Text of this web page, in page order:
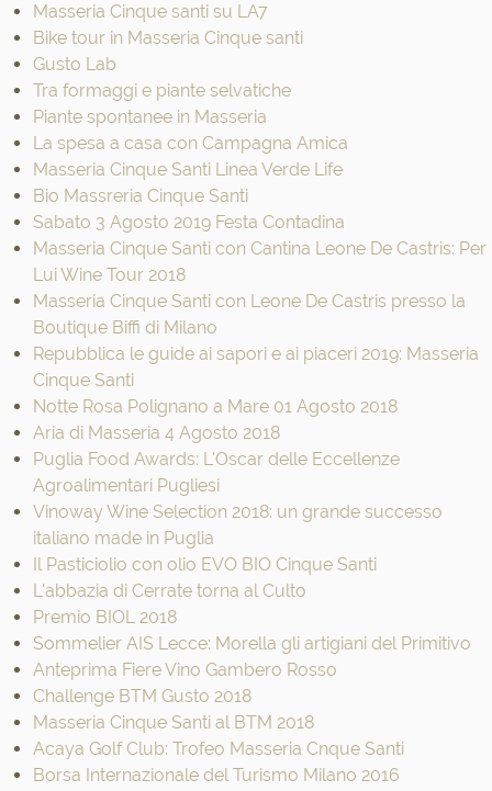
Masseria Cinque santi su LA7
Bike tour in Masseria Cinque santi
Gusto Lab
Tra formaggi e piante selvatiche
Piante spontanee in Masseria
La spesa a casa con Campagna Amica
Masseria Cinque Santi Linea Verde Life
Bio Massreria Cinque Santi
Sabato 3 Agosto 2019 Festa Contadina
Masseria Cinque Santi con Cantina Leone De Castris: Per
Lui Wine Tour 2018
Masseria Cinque Santi con Leone De Castris presso la
Boutique Biffi di Milano
Repubblica le guide ai sapori e ai piaceri 2019: Masseria
Cinque Santi
Notte Rosa Polignano a Mare 01 Agosto 2018
Aria di Masseria 4 Agosto 2018
Puglia Food Awards: L'Oscar delle Eccellenze
Agroalimentari Pugliesi
Vinoway Wine Selection 2018: un grande successo
italiano made in Puglia
Il Pasticiolio con olio EVO BIO Cinque Santi
L'abbazia di Cerrate torna al Culto
Premio BIOL 2018
Sommelier AIS Lecce: Morella gli artigiani del Primitivo
Anteprima Fiere Vino Gambero Rosso
Challenge BTM Gusto 2018
Masseria Cinque Santi al BTM 2018
Acaya Golf Club: Trofeo Masseria Cnque Santi
Borsa Internazionale del Turismo Milano 2016